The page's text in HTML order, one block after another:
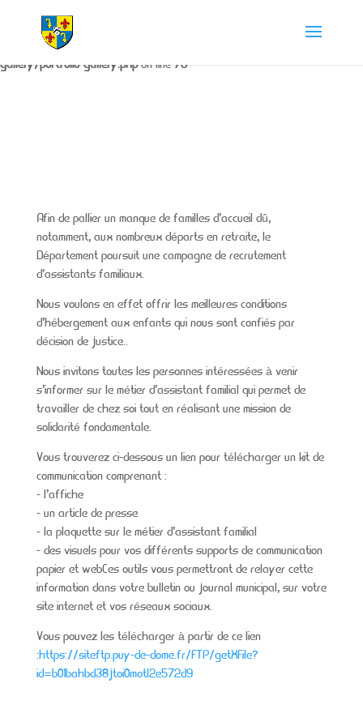
: The magic method Portfolio_Gallery::__wakeup() must have
public visibility in
gallery/portfolio-gallery.phpon line73
Afin de pallier un manque de familles d’accueil dû,
notamment, aux nombreux départs en retraite, le
Département poursuit une campagne de recrutement
d’assistants familiaux.
Nous voulons en effet offrir les meilleures conditions
d’hébergement aux enfants qui nous sont confiés par
décision de justice..
Nous invitons toutes les personnes intéressées à venir
s’informer sur le métier d’assistant familial qui permet de
travailler de chez soi tout en réalisant une mission de
solidarité fondamentale.
Vous trouverez ci-dessous un lien pour télécharger un kit de
communication comprenant :
– l’affiche
– un article de presse
– la plaquette sur le métier d’assistant familial
– des visuels pour vos différents supports de communication
papier et webCes outils vous permettront de relayer cette
information dans votre bulletin ou journal municipal, sur votre
site internet et vos réseaux sociaux.
Vous pouvez les télécharger à partir de ce lien
:https://siteftp.puy-de-dome.fr/FTP/getXFile?
id=b01bahbd38jtoi0motl2e572d9